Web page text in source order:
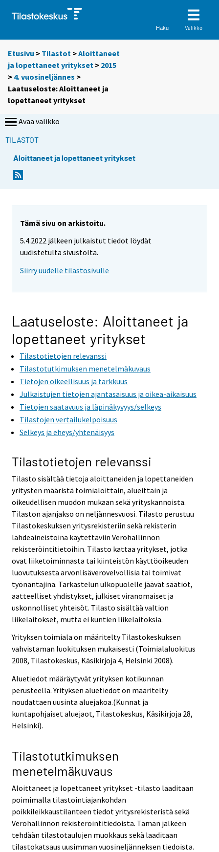
Haku Valikko
Etusivu > Tilastot >Aloittaneet
ja lopettaneet yritykset > 2015
> 4. vuosineljännes >
Laatuseloste: Aloittaneet ja
lopettaneet yritykset
Avaa valikko
TILASTOT
Aloittaneet ja lopettaneet yritykset
Tämä sivu on arkistoitu.
5.4.2022 jälkeen julkaistut tiedot löydät
uudistetulta sivustolta.
Siirry uudelle tilastosivulle
Laatuseloste: Aloittaneet ja
lopettaneet yritykset
Tilastotietojen relevanssi
Tilastotutkimuksen menetelmäkuvaus
Tietojen oikeellisuus ja tarkkuus
Julkaistujen tietojen ajantasaisuus ja oikea-aikaisuus
Tietojen saatavuus ja läpinäkyvyys/selkeys
Tilastojen vertailukelpoisuus
Selkeys ja eheys/yhtenäisyys
Tilastotietojen relevanssi
Tilasto sisältää tietoja aloittaneiden ja lopettaneiden
yritysten määristä toimialoittain, alueittain ja
oikeudellisen muodon mukaan sekä yrityskannoista.
Tilaston ajanjakso on neljännesvuosi. Tilasto perustuu
Tilastokeskuksen yritysrekisteriin sekä rekisterin
lähdeaineistoina käytettäviin Verohallinnon
rekisteröintitietoihin. Tilasto kattaa yritykset, jotka
ovat liiketoiminnasta tai kiinteistön käyttöoikeuden
luovutuksesta arvonlisäverovelvollisia tai toimivat
työnantajina. Tarkastelun ulkopuolelle jäävät säätiöt,
aatteelliset yhdistykset, julkiset viranomaiset ja
uskonnolliset yhteisöt. Tilasto sisältää valtion
liikelaitokset, mutta ei kuntien liikelaitoksia.
Yrityksen toimiala on määritelty Tilastokeskuksen
vahvistaman luokituksen mukaisesti (Toimialaluokitus
2008, Tilastokeskus, Käsikirjoja 4, Helsinki 2008).
Aluetiedot määräytyvät yrityksen kotikunnan
perusteella. Yrityksen aluetiedot on määritelty
noudattaen uusinta aluejakoa.(Kunnat ja
kuntapohjaiset aluejaot, Tilastokeskus, Käsikirjoja 28,
Helsinki).
Tilastotutkimuksen
menetelmäkuvaus
Aloittaneet ja lopettaneet yritykset -tilasto laaditaan
poimimalla tilastointiajankohdan
poikkileikkaustilanteen tiedot yritysrekisteristä sekä
Verohallinnon rekisteröintitiedoista. Tämän jälkeen
tehdään tilastotaulujen muokkaus sekä laaditaan
tilastokatsaus uusimman vuosineljänneksen tiedoista.